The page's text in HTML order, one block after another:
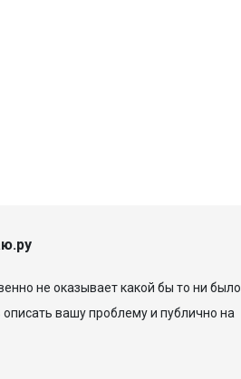
не оказывает какой бы то ни было
вашу проблему и публично на